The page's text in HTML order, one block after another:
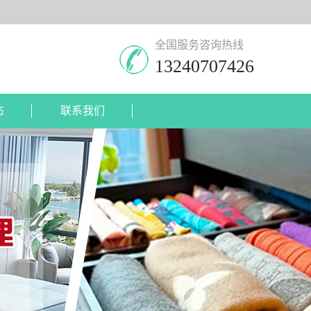
全国服务咨询热线
13240707426
联系我们